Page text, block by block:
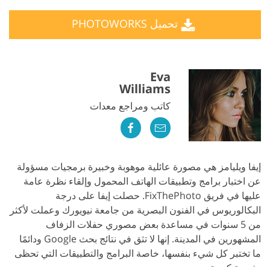
تحميل PHOTOWORKS
Eva
Williams
كاتب ومراجع معدات
إيفا ويليامز هي مصورة عائلية موهوبة وخبيرة برمجيات مسؤولة
عن اختبار برامج وتطبيقات الهاتف المحمول وإلقاء نظرة عامة
عليها في فريق FixThePhoto. حصلت إيفا على درجة
البكالوريوس في الفنون البصرية من جامعة نيويورك وعملت لأكثر
من 5 سنوات في مساعدة بعض مصوري حفلات الزفاف
المشهورين في المدينة. إنها لا تثق في نتائج بحث Google ودائمًا
ما تختبر كل شيء بنفسها، خاصة البرامج والتطبيقات التي تحظى